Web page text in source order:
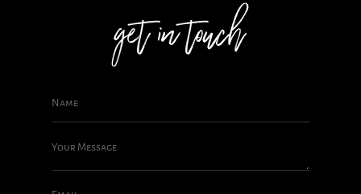
get in touch